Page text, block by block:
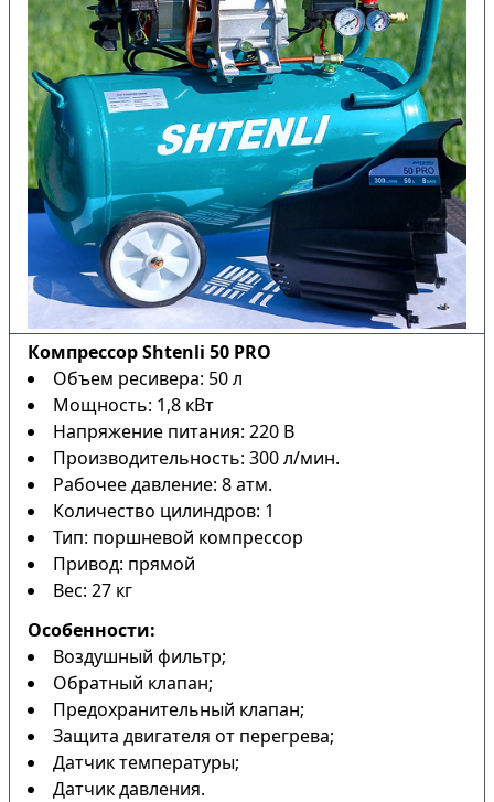
Компрессор Shtenli 50 PRO
Объем ресивера: 50 л
Мощность: 1,8 кВт
Напряжение питания: 220 В
Производительность: 300 л/мин.
Рабочее давление: 8 атм.
Количество цилиндров: 1
Тип: поршневой компрессор
Привод: прямой
Вес: 27 кг
Особенности:
Воздушный фильтр;
Обратный клапан;
Предохранительный клапан;
Защита двигателя от перегрева;
Датчик температуры;
Датчик давления.